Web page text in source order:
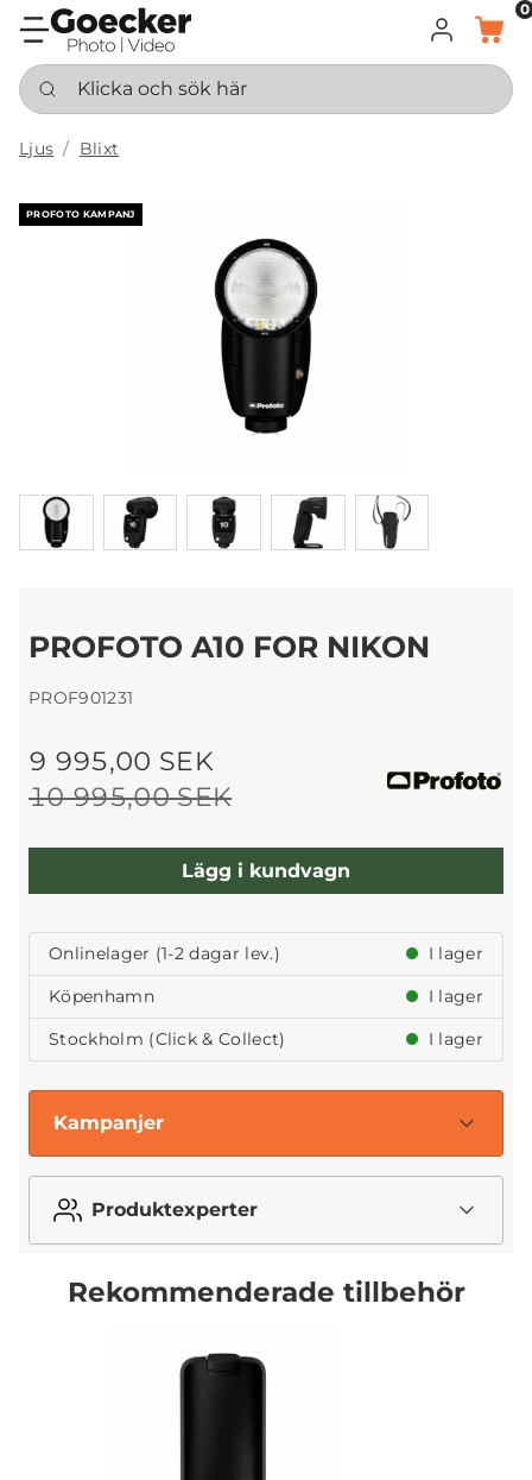
LOGGA IN
KORG
0
Klicka och sök här
Ljus Blixt
PROFOTO KAMPANJ
PROFOTO A10 FOR NIKON
PROF901231
10 995,00 SEK
9 995,00 SEK
Lägg i kundvagn
Onlinelager (1-2 dagar lev.)
I lager
Köpenhamn
I lager
Stockholm (Click & Collect)
I lager
Kampanjer
Produktexperter
Rekommenderade tillbehör